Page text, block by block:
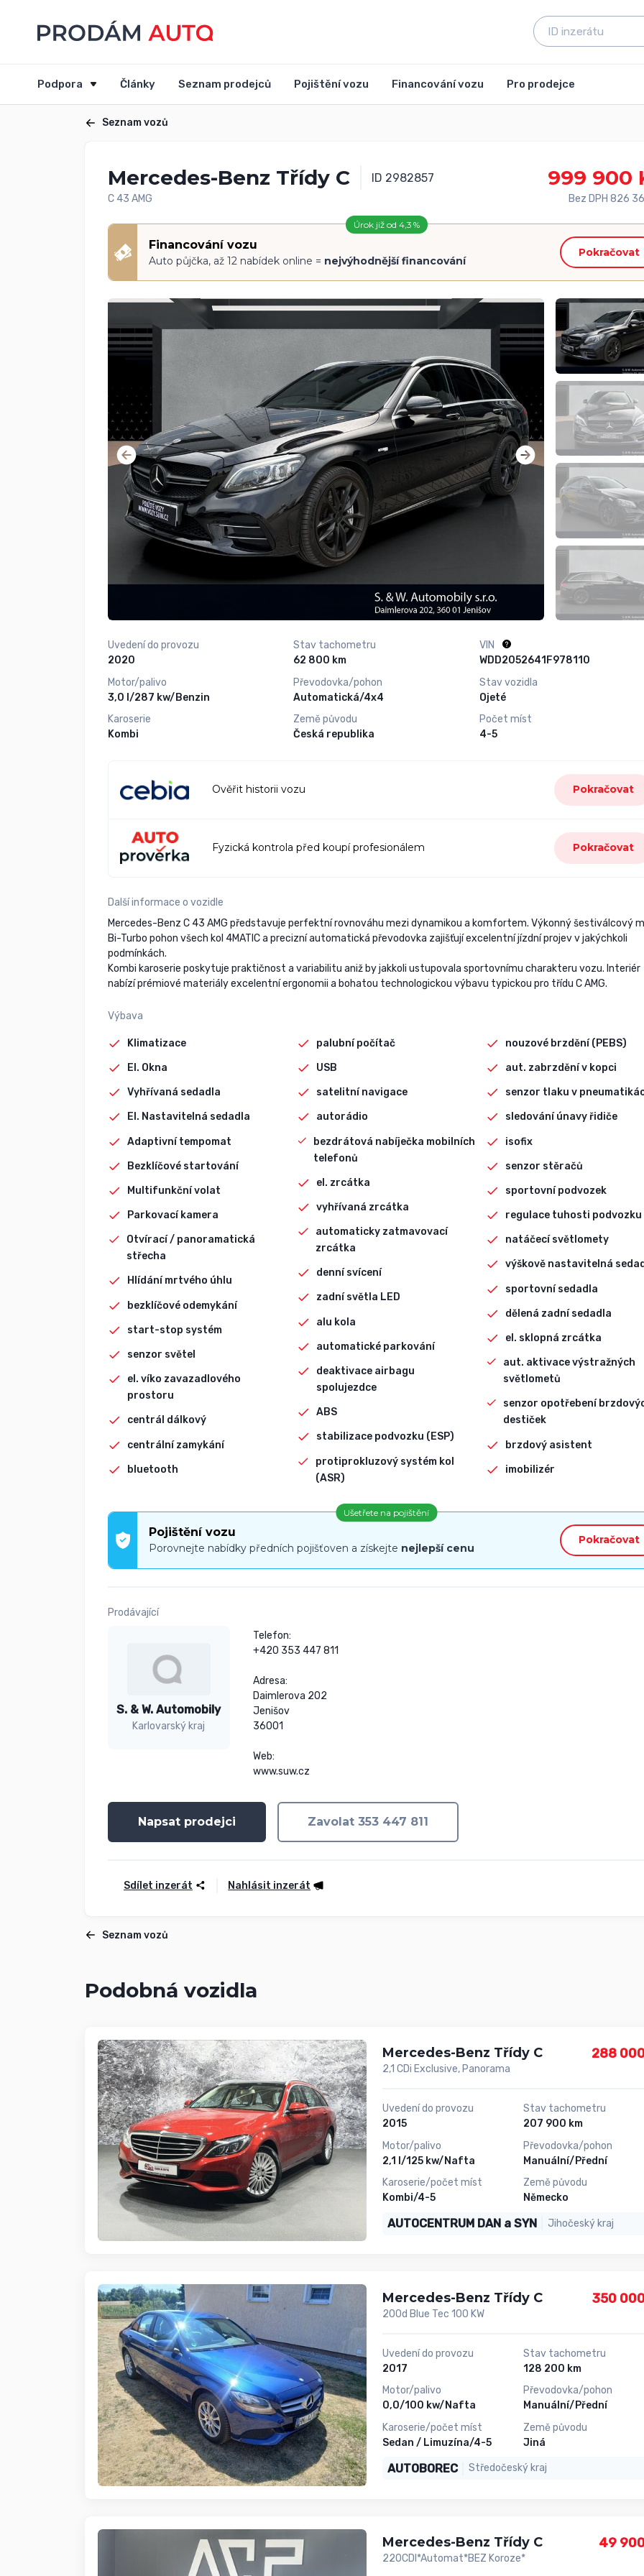
Podpora Články Seznam prodejců Pojištění vozu Financování vozu Pro prodejce
Seznam vozů
Mercedes-Benz Třídy C ID 2982857
C 43 AMG
999 900
Bez DPH 826
Úrok již od 4,3 %
Financování vozu
Auto půjčka, až 12 nabídek online = nejvýhodnější financování
Pokračovat
Uvedení do provozu
2020
Motor/palivo
3,0 l/287 kw/Benzin
Karoserie
Kombi
Stav tachometru
62 800 km
Převodovka/pohon
Automatická/4x4
Země původu
Česká republika
VIN
WDD2052641F978110
Stav vozidla
Ojeté
Počet míst
4-5
Ověřit historii vozu Pokračovat
Fyzická kontrola před koupí profesionálem Pokračovat
Další informace o vozidle
Mercedes-Benz C 43 AMG představuje perfektní rovnováhu mezi dynamikou a komfortem. Výkonný šestiválcový
Bi-Turbo pohon všech kol 4MATIC a precizní automatická převodovka zajišťují excelentní jízdní projev v jakýchkoli
podmínkách.
Kombi karoserie poskytuje praktičnost a variabilitu aniž by jakkoli ustupovala sportovnímu charakteru vozu. Interiér
nabízí prémiové materiály excelentní ergonomii a bohatou technologickou výbavu typickou pro třídu C AMG.
Výbava
Klimatizace
El. Okna
Vyhřívaná sedadla
El. Nastavitelná sedadla
Adaptivní tempomat
Bezklíčové startování
Multifunkční volat
Parkovací kamera
Otvírací / panoramatická
střecha
Hlídání mrtvého úhlu
bezklíčové odemykání
start-stop systém
senzor světel
el. víko zavazadlového
prostoru
centrál dálkový
centrální zamykání
bluetooth
palubní počítač
USB
satelitní navigace
autorádio
bezdrátová nabíječka mobilních
telefonů
el. zrcátka
vyhřívaná zrcátka
automaticky zatmavovací
zrcátka
denní svícení
zadní světla LED
alu kola
automatické parkování
deaktivace airbagu
spolujezdce
ABS
stabilizace podvozku (ESP)
protiprokluzový systém kol
(ASR)
nouzové brzdění (PEBS)
aut. zabrzdění v kopci
senzor tlaku v
sledování únavy řidiče
isofix
senzor stěračů
sportovní podvozek
regulace tuhosti podvozku
natáčecí světlomety
výškově nastavitelná
sportovní sedadla
dělená zadní sedadla
el. sklopná zrcátka
aut. aktivace výstražných
světlometů
senzor opotřebení
destiček
brzdový asistent
imobilizér
Ušetřete na pojištění
Pojištění vozu
Porovnejte nabídky předních pojišťoven a získejte nejlepší cenu
Pokračovat
Prodávající
S. & W. Automobily
Karlovarský kraj
Telefon:
+420 353 447 811
Adresa:
Daimlerova 202
Jenišov
36001
Web:
www.suw.cz
Napsat prodejci Zavolat 353 447 811
Sdílet inzerát Nahlásit inzerát
Seznam vozů
Podobná vozidla
Mercedes-Benz Třídy C
2,1 CDi Exclusive, Panorama
288
Uvedení do provozu
2015
Motor/palivo
2,1 l/125 kw/Nafta
Karoserie/počet míst
Kombi/4-5
Stav tachometru
207 900 km
Převodovka/pohon
Manuální/Přední
Země původu
Německo
AUTOCENTRUM DAN a SYN Jihočeský kraj
Mercedes-Benz Třídy C
200d Blue Tec 100 KW
350
Uvedení do provozu
2017
Motor/palivo
0,0/100 kw/Nafta
Karoserie/počet míst
Sedan / Limuzína/4-5
Stav tachometru
128 200 km
Převodovka/pohon
Manuální/Přední
Země původu
Jiná
AUTOBOREC Středočeský kraj
Mercedes-Benz Třídy C
220CDI*Automat*BEZ Koroze*
49